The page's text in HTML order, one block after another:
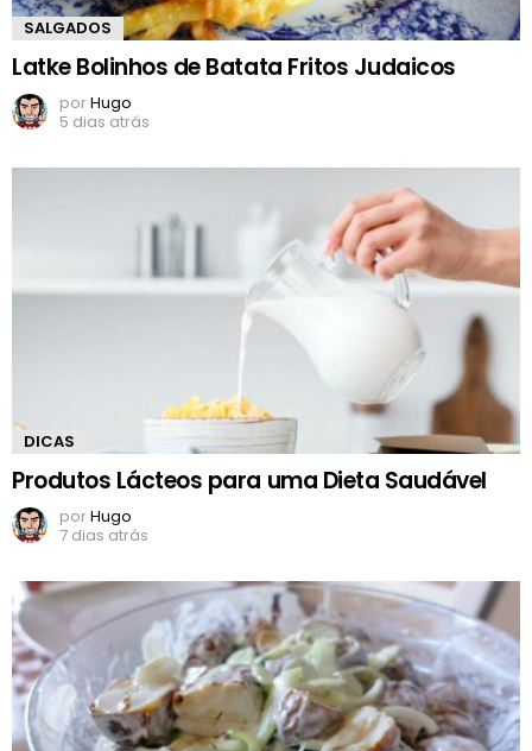
SALGADOS
Latke Bolinhos de Batata Fritos Judaicos
porHugo
5 dias atrás
DICAS
Produtos Lácteos para uma Dieta Saudável
porHugo
7 dias atrás